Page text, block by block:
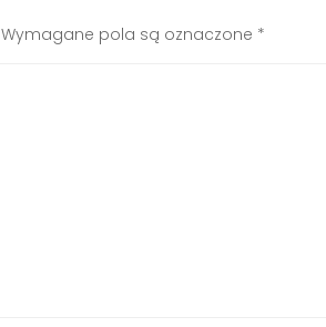
Wymagane pola są oznaczone *